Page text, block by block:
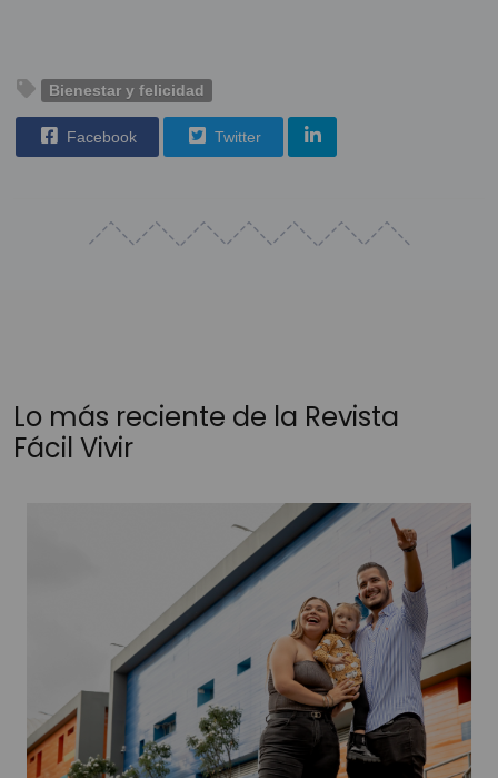
Bienestar y felicidad
Facebook Twitter
Lo más reciente de la Revista
Fácil Vivir